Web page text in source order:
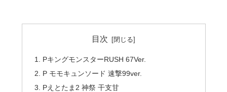
目次
PキングモンスターRUSH 67Ver.
P モモキュンソード 速撃99ver.
Pえとたま2 神祭 干支甘